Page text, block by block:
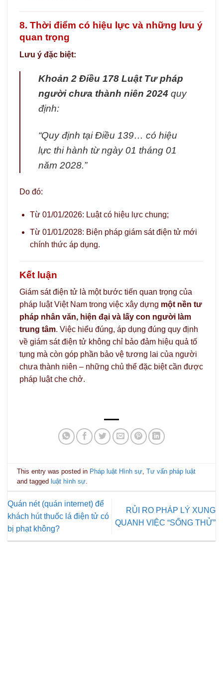
8. Thời điểm có hiệu lực và những lưu ý
quan trọng
Lưu ý đặc biệt:
Khoản 2 Điều 178 Luật Tư pháp
người chưa thành niên 2024 quy
định:
“Quy định tại Điều 139… có hiệu
lực thi hành từ ngày 01 tháng 01
năm 2028.”
Do đó:
Từ 01/01/2026: Luật có hiệu lực chung;
Từ 01/01/2028: Biện pháp giám sát điện tử mới
chính thức áp dụng.
Kết luận
Giám sát điện tử là một bước tiến quan trọng của
pháp luật Việt Nam trong việc xây dựng một nền tư
pháp nhân văn, hiện đại và lấy con người làm
trung tâm. Việc hiểu đúng, áp dụng đúng quy định
về giám sát điện tử không chỉ bảo đảm hiệu quả tố
tụng mà còn góp phần bảo vệ tương lai của người
chưa thành niên – những chủ thể đặc biệt cần được
pháp luật che chở.
This entry was posted in Pháp luật Hình sự,Tư vấn pháp luật
and tagged luật hình sự.
Quán nét (quán internet) để
khách hút thuốc lá điện tử có
bị phạt không?
RỦI RO PHÁP LÝ XUNG
QUANH VIỆC “SỐNG THỬ”